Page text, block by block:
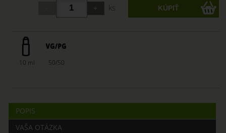
ks
10 ml 50/50
POPIS
VAŠA OTÁZKA